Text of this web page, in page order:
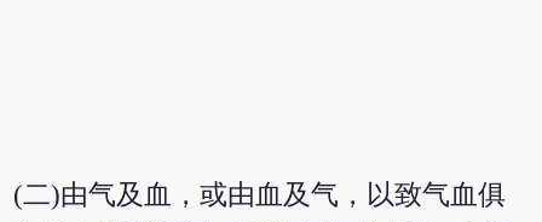
(二)由气及血，或由血及气，以致气血俱